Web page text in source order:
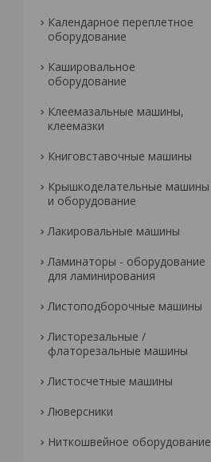
Календарное переплетное
оборудование
Кашировальное
оборудование
Клеемазальные машины,
клеемазки
Книговставочные машины
Крышкоделательные машины
и оборудование
Лакировальные машины
Ламинаторы - оборудование
для ламинирования
Листоподборочные машины
Листорезальные /
флаторезальные машины
Листосчетные машины
Люверсники
Ниткошвейное оборудование